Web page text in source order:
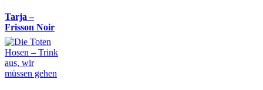
Tarja –
Frisson Noir